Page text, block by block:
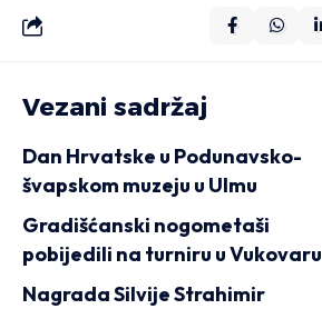
Vezani sadržaj
Dan Hrvatske u Podunavsko-
švapskom muzeju u Ulmu
Gradišćanski nogometaši
pobijedili na turniru u Vukovaru
Nagrada Silvije Strahimir